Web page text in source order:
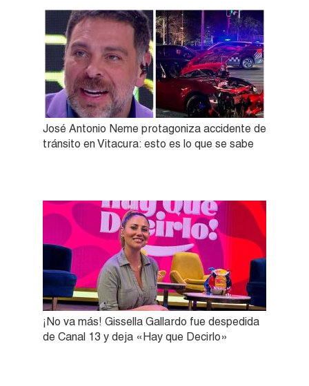
José Antonio Neme protagoniza accidente de
tránsito en Vitacura: esto es lo que se sabe
¡No va más! Gissella Gallardo fue despedida
de Canal 13 y deja «Hay que Decirlo»